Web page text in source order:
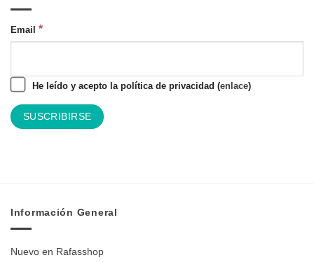
Email *
He leído y acepto la política de privacidad (enlace)
Información General
Nuevo en Rafasshop